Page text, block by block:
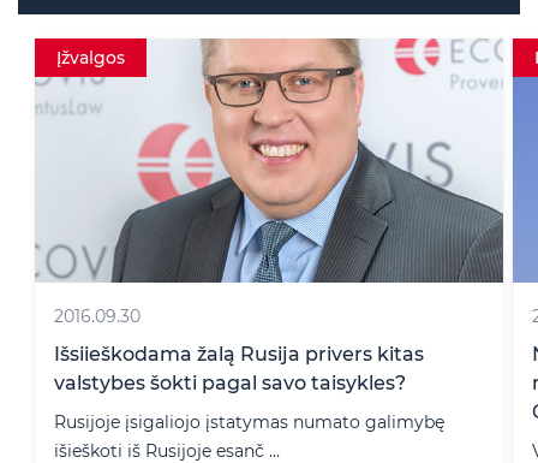
Patirtis
2025.03.27
Naujausi 2025 m. advokatų kontorų
reitingų rezultatai: „The Legal 500“ ir „The
Chambers and Partners“
Vienos didžiausių tarptautinių teisinių reitingų